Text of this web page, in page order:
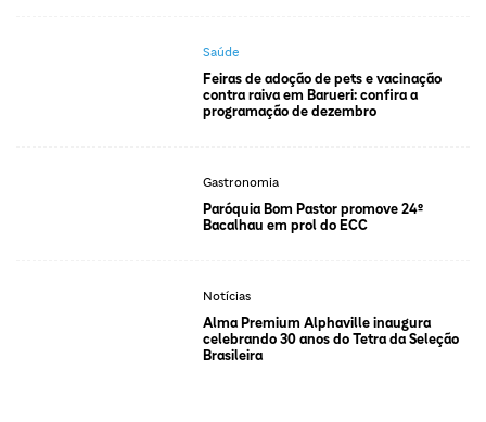
Saúde
Feiras de adoção de pets e vacinação
contra raiva em Barueri: confira a
programação de dezembro
Gastronomia
Paróquia Bom Pastor promove 24º
Bacalhau em prol do ECC
Notícias
Alma Premium Alphaville inaugura
celebrando 30 anos do Tetra da Seleção
Brasileira